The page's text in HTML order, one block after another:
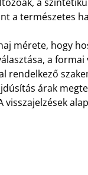
a természetes
mérete, hogy
a
rendelkező
árak